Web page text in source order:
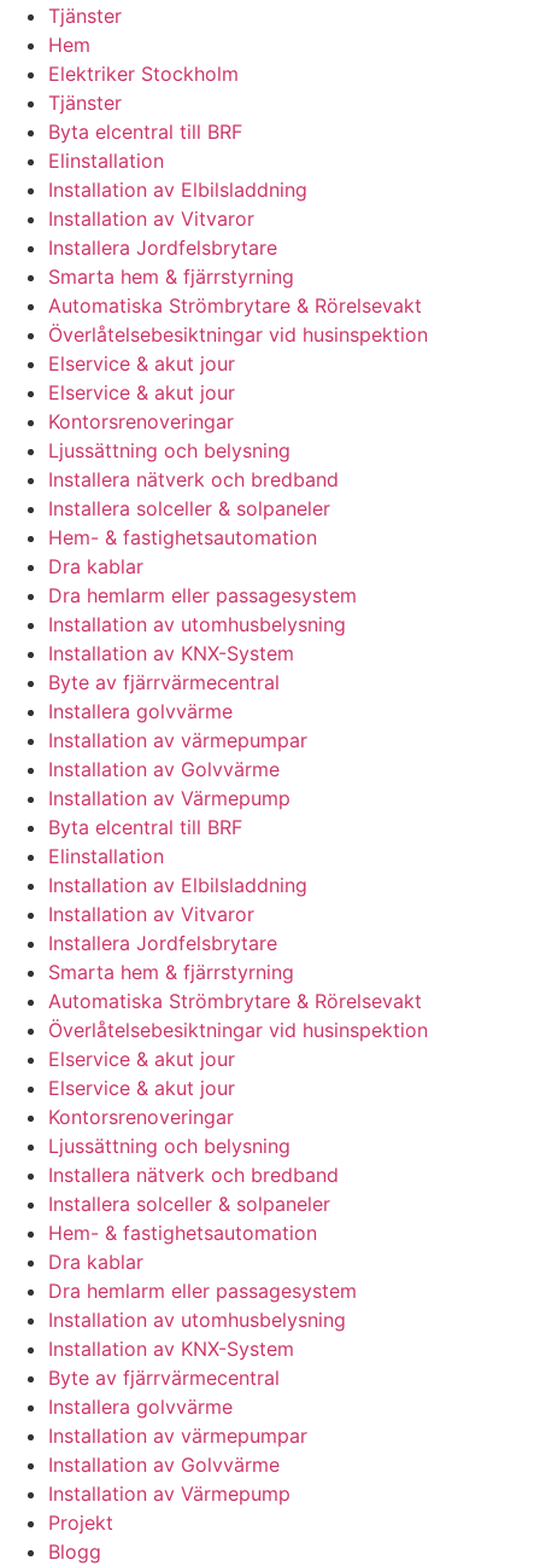
Tjänster
Hem
Elektriker Stockholm
Tjänster
Byta elcentral till BRF
Elinstallation
Installation av Elbilsladdning
Installation av Vitvaror
Installera Jordfelsbrytare
Smarta hem & fjärrstyrning
Automatiska Strömbrytare & Rörelsevakt
Överlåtelsebesiktningar vid husinspektion
Elservice & akut jour
Elservice & akut jour
Kontorsrenoveringar
Ljussättning och belysning
Installera nätverk och bredband
Installera solceller & solpaneler
Hem- & fastighetsautomation
Dra kablar
Dra hemlarm eller passagesystem
Installation av utomhusbelysning
Installation av KNX-System
Byte av fjärrvärmecentral
Installera golvvärme
Installation av värmepumpar
Installation av Golvvärme
Installation av Värmepump
Byta elcentral till BRF
Elinstallation
Installation av Elbilsladdning
Installation av Vitvaror
Installera Jordfelsbrytare
Smarta hem & fjärrstyrning
Automatiska Strömbrytare & Rörelsevakt
Överlåtelsebesiktningar vid husinspektion
Elservice & akut jour
Elservice & akut jour
Kontorsrenoveringar
Ljussättning och belysning
Installera nätverk och bredband
Installera solceller & solpaneler
Hem- & fastighetsautomation
Dra kablar
Dra hemlarm eller passagesystem
Installation av utomhusbelysning
Installation av KNX-System
Byte av fjärrvärmecentral
Installera golvvärme
Installation av värmepumpar
Installation av Golvvärme
Installation av Värmepump
Projekt
Blogg